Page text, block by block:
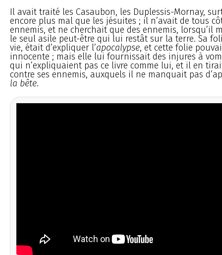
Il avait traité les Casaubon, les Duplessis-Mornay,
encore plus mal que les jésuites ; il n’avait de tous
ennemis, et ne cherchait que des ennemis, lorsqu’il
le seul asile peut-être qui lui restât sur la terre. Sa
vie, était d’expliquer l’apocalypse, et cette folie
innocente ; mais elle lui fournissait des injures à
qui n’expliquaient pas ce livre comme lui, et il en
contre ses ennemis, auxquels il ne manquait pas
la bête.